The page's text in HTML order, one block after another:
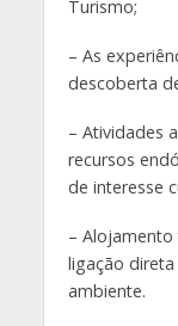
Turismo;
– As
descoberta
– Atividades
recursos
de interesse
–
ligação
ambiente.